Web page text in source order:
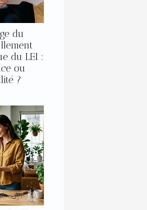
du
du LEI :
ou
?